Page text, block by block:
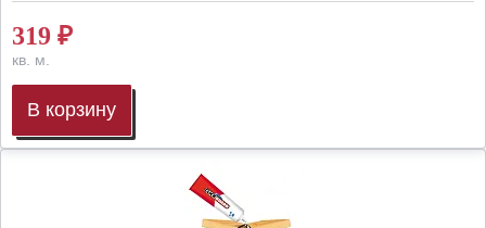
319 ₽
кв. м.
В корзину